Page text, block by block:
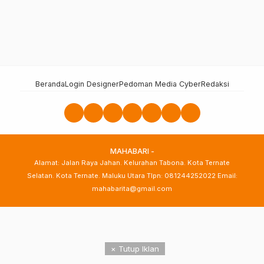
BerandaLogin DesignerPedoman Media CyberRedaksi
MAHABARI -
Alamat: Jalan Raya Jahan. Kelurahan Tabona. Kota Ternate
Selatan. Kota Ternate. Maluku Utara Tlpn: 081244252022 Email:
mahabarita@gmail.com
× Tutup Iklan